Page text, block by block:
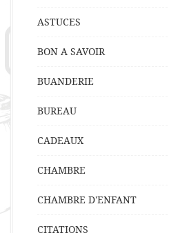
ASTUCES
BON A SAVOIR
BUANDERIE
BUREAU
CADEAUX
CHAMBRE
CHAMBRE D'ENFANT
CITATIONS